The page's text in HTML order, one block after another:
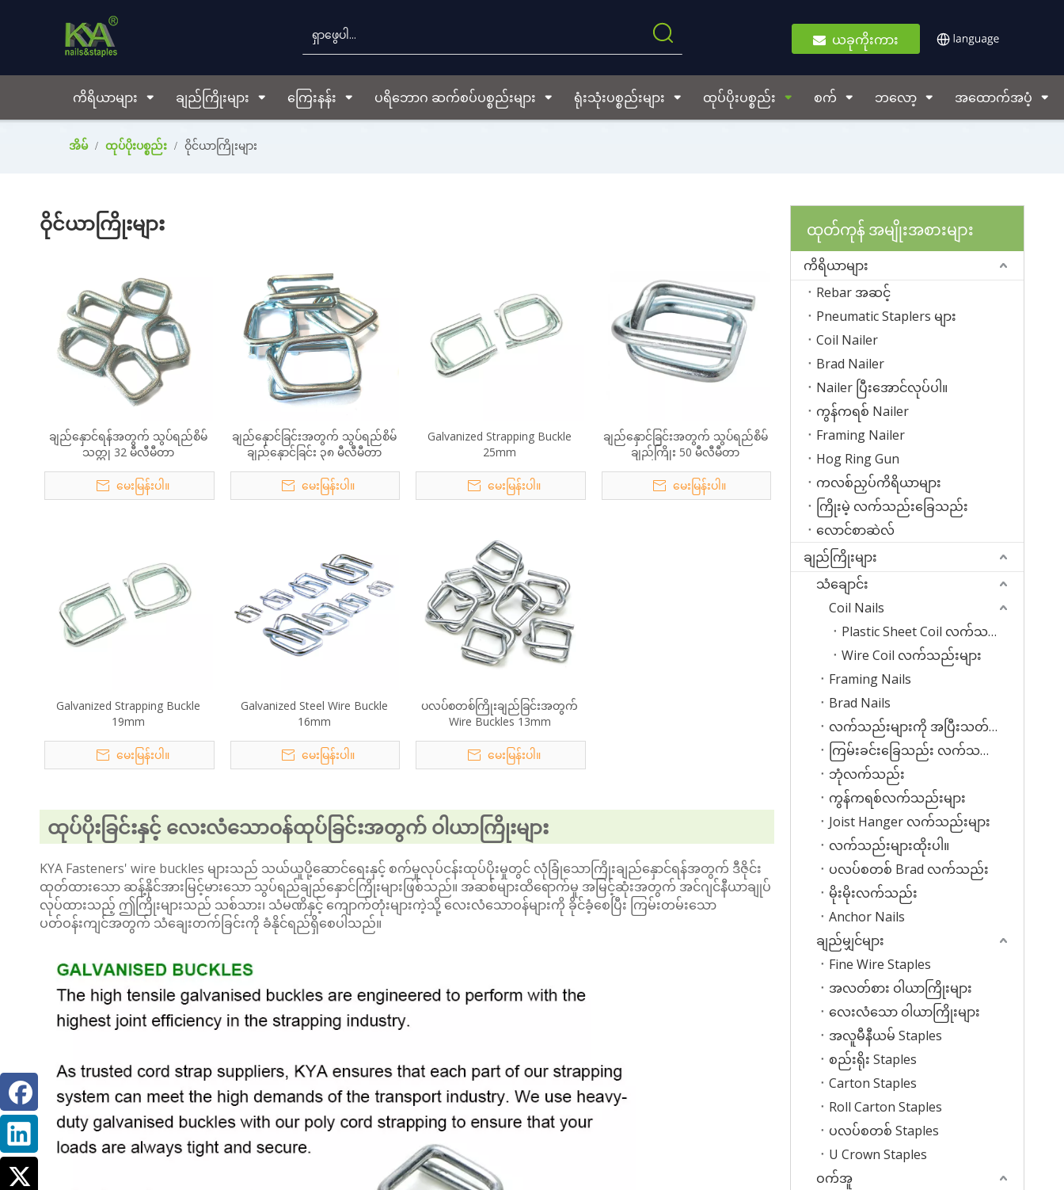
ယခုကိုးကား
ကိရိယာများ ချည်ကြိုးများ ကြေးနန်း ပရိဘောဂ ဆက်စပ်ပစ္စည်းများ ရုံးသုံးပစ္စည်းများ ထုပ်ပိုးပစ္စည်း စက် ဘလော့ အထောက်အပံ့
အိမ် / ထုပ်ပိုးပစ္စည်း / ဝိုင်ယာကြိုးများ
ဝိုင်ယာကြိုးများ
ချည်နှောင်ရန်အတွက် သွပ်ရည်စိမ်
သတ္တု 32 မီလီမီတာ
မေးမြန်းပါ။
ချည်နှောင်ခြင်းအတွက် သွပ်ရည်စိမ်
ချည်နှောင်ခြင်း ၃၈ မီလီမီတာ
မေးမြန်းပါ။
Galvanized Strapping Buckle
25mm
မေးမြန်းပါ။
ချည်နှောင်ခြင်းအတွက် သွပ်ရည်စိမ်
ချည်ကြိုး 50 မီလီမီတာ
မေးမြန်းပါ။
Galvanized Strapping Buckle
19mm
မေးမြန်းပါ။
Galvanized Steel Wire Buckle
16mm
မေးမြန်းပါ။
ပလပ်စတစ်ကြိုးချည်ခြင်းအတွက်
Wire Buckles 13mm
မေးမြန်းပါ။
ထုပ်ပိုးခြင်းနှင့် လေးလံသောဝန်ထုပ်ခြင်းအတွက် ဝါယာကြိုးများ
KYA Fasteners' wire buckles များသည် သယ်ယူပို့ဆောင်ရေးနှင့် စက်မှုလုပ်ငန်းထုပ်ပိုးမှုတွင် လုံခြုံသောကြိုးချည်နှောင်ရန်အတွက် ဒီဇိုင်း
ထုတ်ထားသော ဆန့်နိုင်အားမြင့်မားသော သွပ်ရည်ချည်နှောင်ကြိုးများဖြစ်သည်။ အဆစ်များထိရောက်မှု အမြင့်ဆုံးအတွက် အင်ဂျင်နီယာချုပ်
လုပ်ထားသည့် ဤကြိုးများသည် သစ်သား၊ သံမဏိနှင့် ကျောက်တုံးများကဲ့သို့ လေးလံသောဝန်များကို ခိုင်ခံ့စေပြီး ကြမ်းတမ်းသော
ပတ်ဝန်းကျင်အတွက် သံချေးတက်ခြင်းကို ခံနိုင်ရည်ရှိစေပါသည်။
ထုတ်ကုန် အမျိုးအစားများ
ကိရိယာများ
Rebar အဆင့်
Pneumatic Staplers များ
Coil Nailer
Brad Nailer
Nailer ပြီးအောင်လုပ်ပါ။
ကွန်ကရစ် Nailer
Framing Nailer
Hog Ring Gun
ကလစ်ညှပ်ကိရိယာများ
ကြိုးမဲ့ လက်သည်းခြေသည်း
လောင်စာဆဲလ်
ချည်ကြိုးများ
သံချောင်း
Coil Nails
Plastic Sheet Coil လက်သည်း
Wire Coil လက်သည်းများ
Framing Nails
Brad Nails
လက်သည်းများကို အပြီးသတ်ပါ။
ကြမ်းခင်းခြေသည်း လက်သည်းများ
ဘုံလက်သည်း
ကွန်ကရစ်လက်သည်းများ
Joist Hanger လက်သည်းများ
လက်သည်းများထိုးပါ။
ပလပ်စတစ် Brad လက်သည်း
မိုးမိုးလက်သည်း
Anchor Nails
ချည်မျှင်များ
Fine Wire Staples
အလတ်စား ဝါယာကြိုးများ
လေးလံသော ဝါယာကြိုးများ
အလူမီနီယမ် Staples
စည်းရိုး Staples
Carton Staples
Roll Carton Staples
ပလပ်စတစ် Staples
U Crown Staples
ဝက်အူ